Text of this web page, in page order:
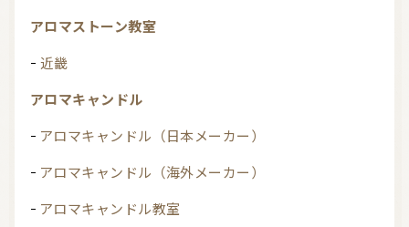
アロマストーン教室
近畿
アロマキャンドル
アロマキャンドル（日本メーカー）
アロマキャンドル（海外メーカー）
アロマキャンドル教室